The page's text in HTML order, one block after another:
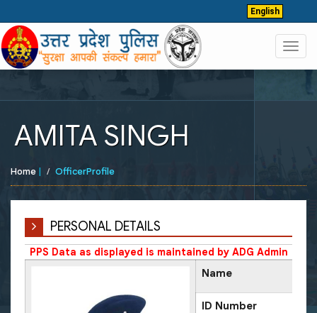
English
AMITA SINGH
Home | OfficerProfile
PERSONAL DETAILS
PPS Data as displayed is maintained by ADG Admin
Name
ID Number